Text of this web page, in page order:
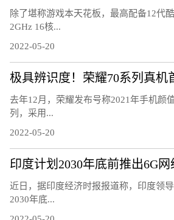
除了堪称游戏本天花板，最高配备12代
2GHz 16核...
2022-05-20
去年12月，荣耀发布号称2021年手机
列，采用...
2022-05-20
近日，据印度经济时报报道称，印度领
2030年底...